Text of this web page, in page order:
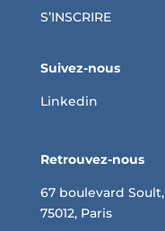
S’INSCRIRE
Suivez-nous
Linkedin
Retrouvez-nous
67 boulevard Soult,
75012, Paris